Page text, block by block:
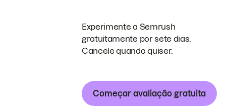
Experimente a Semrush
gratuitamente por sete dias.
Cancele quando quiser.
Começar avaliação gratuita